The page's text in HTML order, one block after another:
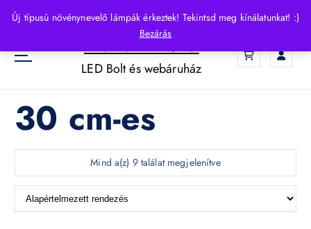
Új típusú növénynevelő lámpák érkeztek! Tekintsd meg kínálatunkat! :)
Bezárás
p
o
HelloLED.hu
LED Bolt és webáruház
30 cm-es
Mind a(z) 9 találat megjelenítve